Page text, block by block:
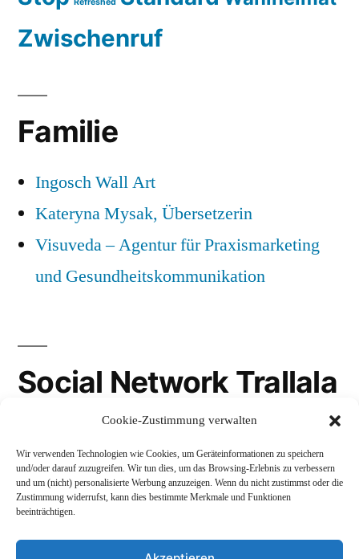
Cookie-Zustimmung verwalten
Wir verwenden Technologien wie Cookies, um Geräteinformationen zu speichern
und/oder darauf zuzugreifen. Wir tun dies, um das Browsing-Erlebnis zu verbessern
und um (nicht) personalisierte Werbung anzuzeigen. Wenn du nicht zustimmst oder die
Zustimmung widerrufst, kann dies bestimmte Merkmale und Funktionen
beeinträchtigen.
Zwischenruf
Familie
Ingosch Wall Art
Kateryna Mysak, Übersetzerin
Visuveda – Agentur für Praxismarketing
und Gesundheitskommunikation
Social Network Trallala
LinkedIn
Mastodon